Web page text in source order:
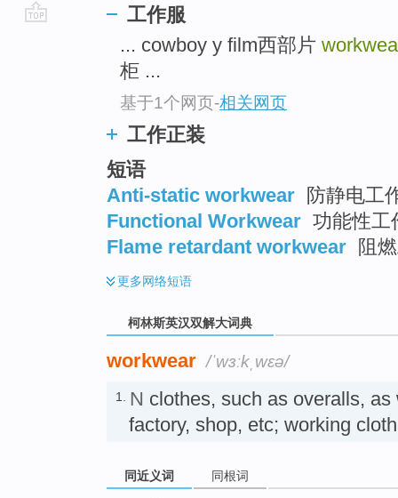
工作服
... cowboy y film西部片
柜 ...
基于1个网页-相关网页
工作正装
短语
Anti-static workwear
防静电工
Functional Workwear 功能性工
Flame retardant workwear 阻
更多网络短语
柯林斯英汉双解大词典
workwear /ˈwɜːkˌwɛə/
1. N clothes, such as overalls,
factory, shop, etc; working
同近义词 同根词